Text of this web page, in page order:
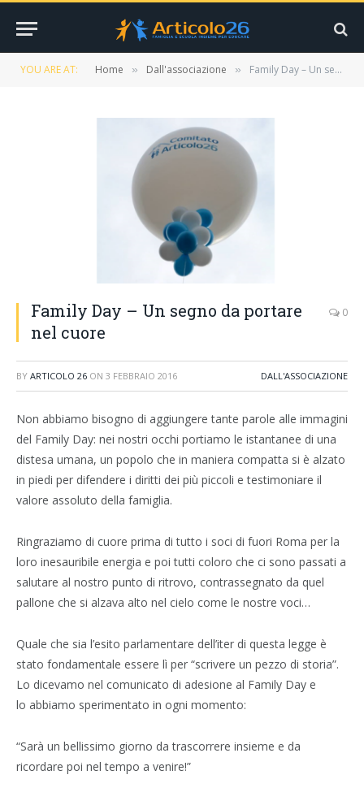
YOU ARE AT: Home » Dall'associazione » Family Day – Un segno da portare nel cuore
Family Day – Un segno da portare
nel cuore
0
BY ARTICOLO 26 ON 3 FEBBRAIO 2016 DALL'ASSOCIAZIONE
Non abbiamo bisogno di aggiungere tante parole alle immagini
del Family Day: nei nostri occhi portiamo le istantanee di una
distesa umana, un popolo che in maniera compatta si è alzato
in piedi per difendere i diritti dei più piccoli e testimoniare il
valore assoluto della famiglia.
Ringraziamo di cuore prima di tutto i soci di fuori Roma per la
loro inesauribile energia e poi tutti coloro che ci sono passati a
salutare al nostro punto di ritrovo, contrassegnato da quel
pallone che si alzava alto nel cielo come le nostre voci…
Quale che sia l’esito parlamentare dell’iter di questa legge è
stato fondamentale essere lì per “scrivere un pezzo di storia”.
Lo dicevamo nel comunicato di adesione al Family Day e
lo abbiamo sperimentato in ogni momento:
“Sarà un bellissimo giorno da trascorrere insieme e da
ricordare poi nel tempo a venire!”